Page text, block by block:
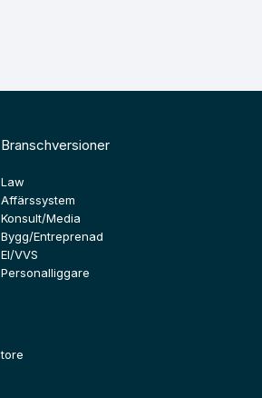
Branschversioner
Law
Affärssystem
Konsult/Media
Bygg/Entreprenad
El/VVS
Personalliggare